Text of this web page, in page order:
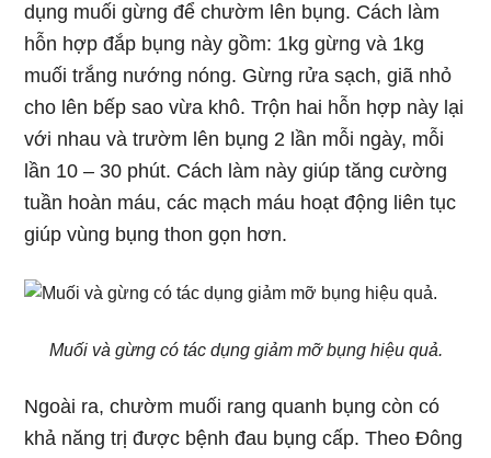
dụng muối gừng để chườm lên bụng. Cách làm
hỗn hợp đắp bụng này gồm: 1kg gừng và 1kg
muối trắng nướng nóng. Gừng rửa sạch, giã nhỏ
cho lên bếp sao vừa khô. Trộn hai hỗn hợp này lại
với nhau và trườm lên bụng 2 lần mỗi ngày, mỗi
lần 10 – 30 phút. Cách làm này giúp tăng cường
tuần hoàn máu, các mạch máu hoạt động liên tục
giúp vùng bụng thon gọn hơn.
Muối và gừng có tác dụng giảm mỡ bụng hiệu quả.
Ngoài ra, chườm muối rang quanh bụng còn có
khả năng trị được bệnh đau bụng cấp. Theo Đông